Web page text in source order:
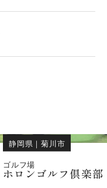
静岡県 ｜菊川市
ゴルフ場
ホロンゴルフ倶楽部